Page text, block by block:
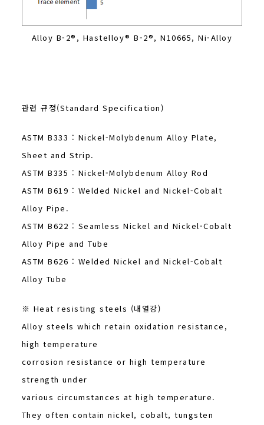
Alloy B-2®, Hastelloy® B-2®, N10665, Ni-Alloy
관련 규정(Standard Specification)
ASTM B333 : Nickel-Molybdenum Alloy Plate,
Sheet and Strip.
ASTM B335 : Nickel-Molybdenum Alloy Rod
ASTM B619 : Welded Nickel and Nickel-Cobalt
Alloy Pipe.
ASTM B622 : Seamless Nickel and Nickel-Cobalt
Alloy Pipe and Tube
ASTM B626 : Welded Nickel and Nickel-Cobalt
Alloy Tube
※ Heat resisting steels (내열강)
Alloy steels which retain oxidation resistance,
high temperature
corrosion resistance or high temperature
strength under
various circumstances at high temperature.
They often contain nickel, cobalt, tungsten